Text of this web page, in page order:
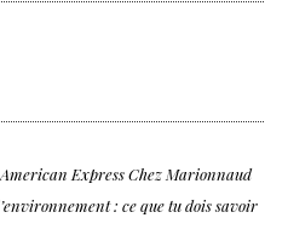
Express Chez Marionnaud
: ce que tu dois savoir